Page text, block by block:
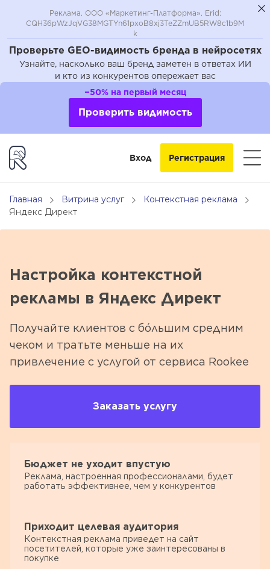
Проверьте GEO-видимость бренда в нейросетях
Узнайте, насколько ваш бренд заметен в ответах ИИ
и кто из конкурентов опережает вас
Реклама. ООО «Маркетинг-Платформа». Erid:
CQH36pWzJqVG38MGTYn61pxoB8xj3TeZZmUB5RW8c1b9M
k
−50% на первый месяц
Проверить видимость
Вход Регистрация
Главная Витрина услуг
Контекстная реклама
Яндекс Директ
Настройка контекстной
рекламы в Яндекс Директ
Получайте клиентов с бóльшим средним
чеком и тратьте меньше на их
привлечение с услугой от сервиса Rookee
Заказать услугу
Бюджет не уходит впустую
Реклама, настроенная профессионалами, будет
работать эффективнее, чем у конкурентов
Приходит целевая аудитория
Контекстная реклама приведет на сайт
посетителей, которые уже заинтересованы в
покупке